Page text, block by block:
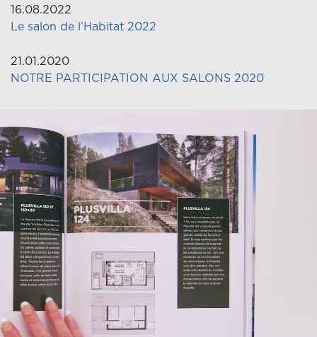
16.08.2022
Le salon de l’Habitat 2022
21.01.2020
NOTRE PARTICIPATION AUX SALONS 2020